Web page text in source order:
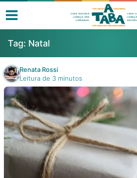
Livros
Resenhas
Clube de Leitores
Listas
Tag: Natal
Renata Rossi
Leitura de 3 minutos